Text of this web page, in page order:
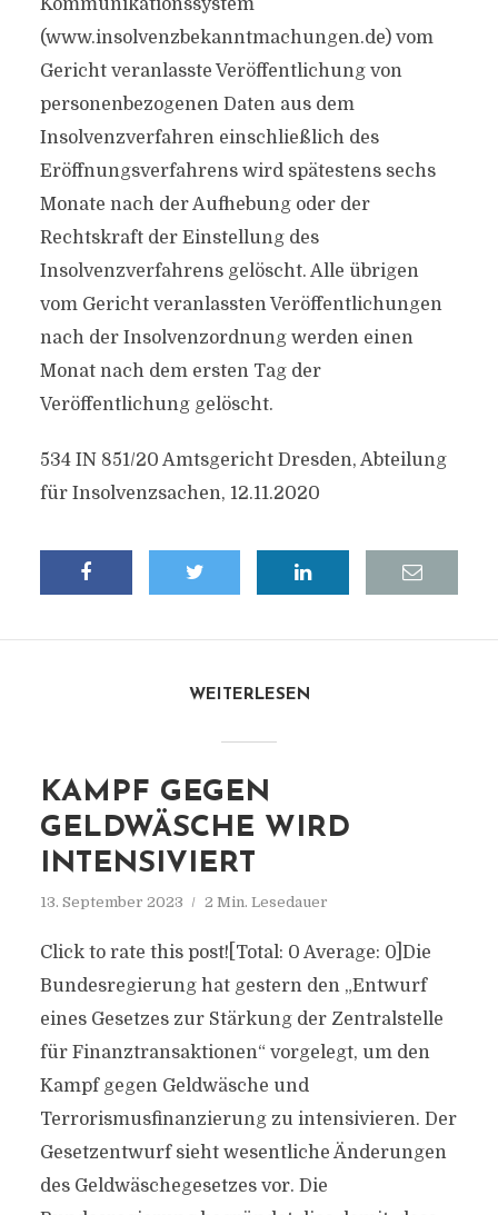
Kommunikationssystem
(www.insolvenzbekanntmachungen.de) vom
Gericht veranlasste Veröffentlichung von
personenbezogenen Daten aus dem
Insolvenzverfahren einschließlich des
Eröffnungsverfahrens wird spätestens sechs
Monate nach der Aufhebung oder der
Rechtskraft der Einstellung des
Insolvenzverfahrens gelöscht. Alle übrigen
vom Gericht veranlassten Veröffentlichungen
nach der Insolvenzordnung werden einen
Monat nach dem ersten Tag der
Veröffentlichung gelöscht.
534 IN 851/20 Amtsgericht Dresden, Abteilung
für Insolvenzsachen, 12.11.2020
WEITERLESEN
KAMPF GEGEN
GELDWÄSCHE WIRD
INTENSIVIERT
13. September 2023 2 Min. Lesedauer
Click to rate this post![Total: 0 Average: 0]Die
Bundesregierung hat gestern den „Entwurf
eines Gesetzes zur Stärkung der Zentralstelle
für Finanztransaktionen“ vorgelegt, um den
Kampf gegen Geldwäsche und
Terrorismusfinanzierung zu intensivieren. Der
Gesetzentwurf sieht wesentliche Änderungen
des Geldwäschegesetzes vor. Die